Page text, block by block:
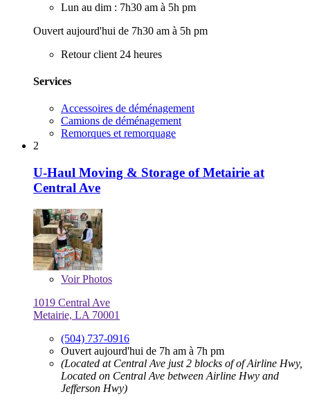
Lun au dim : 7h30 am à 5h pm
Ouvert aujourd'hui de 7h30 am à 5h pm
Retour client 24 heures
Services
Accessoires de déménagement
Camions de déménagement
Remorques et remorquage
2
U-Haul Moving & Storage of Metairie at
Central Ave
VoirPhotos
1019 Central Ave
Metairie, LA 70001
(504) 737-0916
Ouvert aujourd'hui de 7h am à 7h pm
(Located at Central Ave just 2 blocks of of Airline Hwy,
Located on Central Ave between Airline Hwy and
Jefferson Hwy)